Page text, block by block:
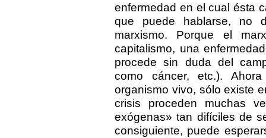
enfermedad en el cual ésta
que puede hablarse, no
marxismo. Porque el
capitalismo, una
procede sin duda del
como cáncer, etc.).
organismo vivo, sólo existe
crisis proceden muchas
exógenas» tan difíciles de
consiguiente, puede